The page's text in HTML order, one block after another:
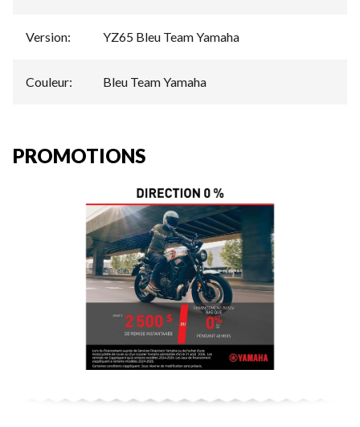
Version: YZ65 Bleu Team Yamaha
Couleur: Bleu Team Yamaha
PROMOTIONS